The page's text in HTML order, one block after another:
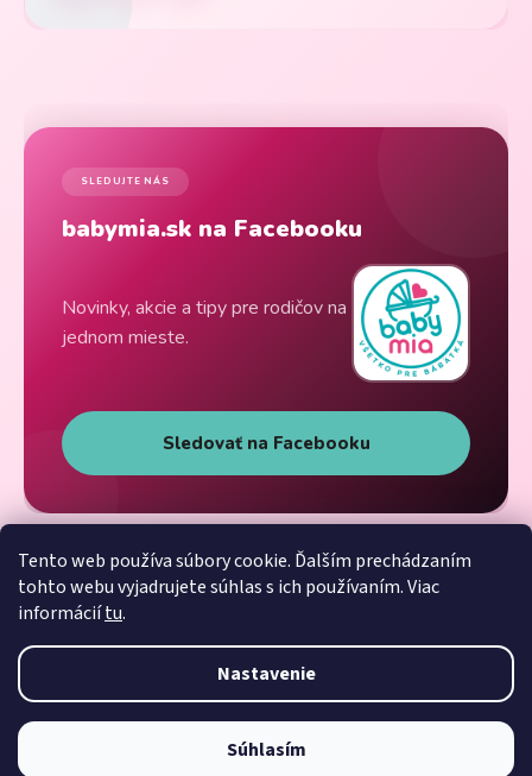
Tento web používa súbory cookie. Ďalším prechádzaním
tohto webu vyjadrujete súhlas s ich používaním. Viac
informáciítu.
Nastavenie
Súhlasím
SLEDUJTE NÁS
babymia.sk na Facebooku
Novinky, akcie a tipy pre rodičov na
jednom mieste.
Sledovať na Facebooku
Vytvoril Shoptet